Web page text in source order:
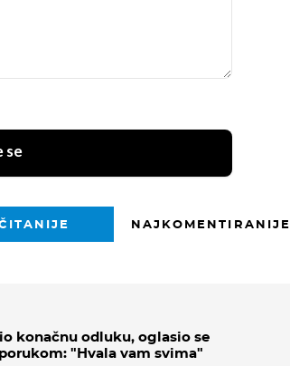
se
NAJKOMENTIRANIJE
konačnu odluku, oglasio se
"Hvala vam svima"